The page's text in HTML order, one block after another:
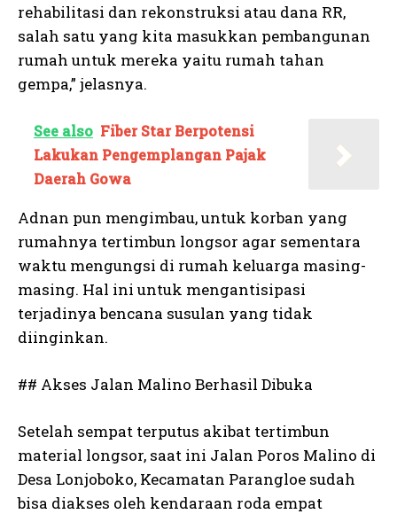
rehabilitasi dan rekonstruksi atau dana RR,
salah satu yang kita masukkan pembangunan
rumah untuk mereka yaitu rumah tahan
gempa,” jelasnya.
See also Fiber Star Berpotensi
Lakukan Pengemplangan Pajak
Daerah Gowa
Adnan pun mengimbau, untuk korban yang
rumahnya tertimbun longsor agar sementara
waktu mengungsi di rumah keluarga masing-
masing. Hal ini untuk mengantisipasi
terjadinya bencana susulan yang tidak
diinginkan.
## Akses Jalan Malino Berhasil Dibuka
Setelah sempat terputus akibat tertimbun
material longsor, saat ini Jalan Poros Malino di
Desa Lonjoboko, Kecamatan Parangloe sudah
bisa diakses oleh kendaraan roda empat